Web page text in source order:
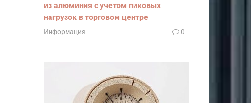
из алюминия с учетом пиковых
нагрузок в торговом центре
Информация 0